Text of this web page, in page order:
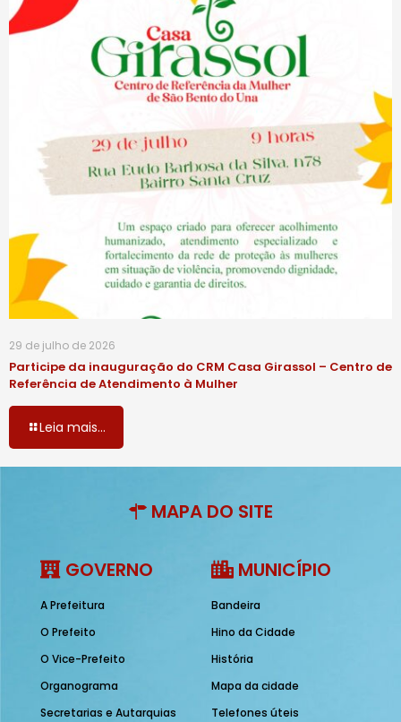
29 de julho de 2026
Participe da inauguração do CRM Casa Girassol – Centro de
Referência de Atendimento à Mulher
Leia mais...
MAPA DO SITE
GOVERNO
A Prefeitura
O Prefeito
O Vice-Prefeito
Organograma
Secretarias e Autarquias
MUNICÍPIO
Bandeira
Hino da Cidade
História
Mapa da cidade
Telefones úteis